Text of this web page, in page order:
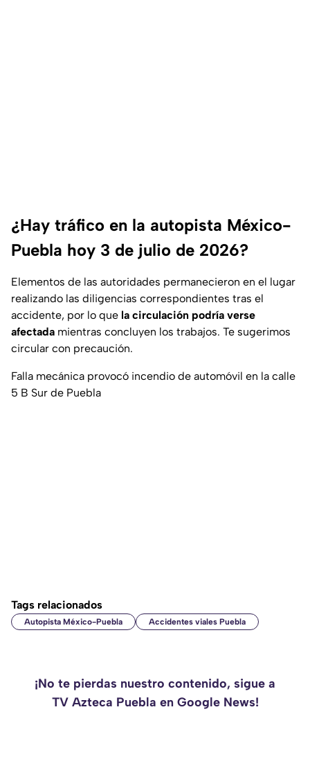
¿Hay tráfico en la autopista México-
Puebla hoy 3 de julio de 2026?
Elementos de las autoridades permanecieron en el lugar
realizando las diligencias correspondientes tras el
accidente, por lo que la circulación podría verse
afectada mientras concluyen los trabajos. Te sugerimos
circular con precaución.
Falla mecánica provocó incendio de automóvil en la calle
5 B Sur de Puebla
Tags relacionados
Autopista México-Puebla Accidentes viales Puebla
¡No te pierdas nuestro contenido, sigue a
TV Azteca Puebla en Google News!